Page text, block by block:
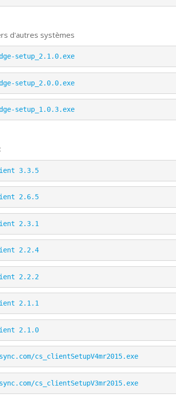
d'autres systèmes
setup_2.1.0.exe
setup_2.0.0.exe
setup_1.0.3.exe
3.3.5
2.6.5
2.3.1
2.2.4
2.2.2
2.1.1
2.1.0
cs_clientSetupV4mr2015.exe
cs_clientSetupV3mr2015.exe